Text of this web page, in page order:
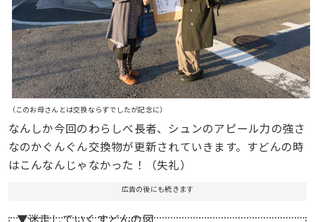
（このお母さんとは交換ならずでしたが記念に）
なんしか今回のわらしべ長者、シュンのアピール力の強さ
なのかぐんぐん交換物が更新されていきます。すどんの時
はこんなんじゃなかった！（失礼）
広告の後にも続きます
▼迷走していくすどんの図